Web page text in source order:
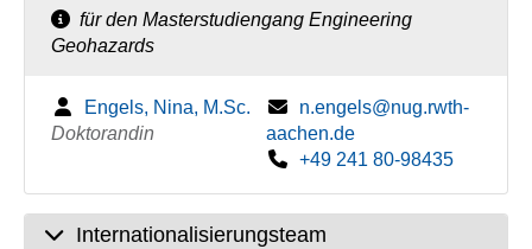
für den Masterstudiengang Engineering
Geohazards
Engels, Nina, M.Sc.
Doktorandin
n.engels@nug.rwth-
aachen.de
+49 241 80-98435
Internationalisierungsteam